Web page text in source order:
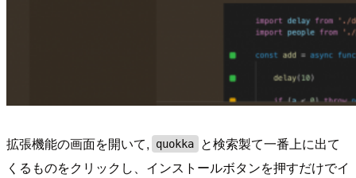
拡張機能の画面を開いて, quokka
と検索製て一番上に出て
くるものをクリックし、インストールボタンを押すだけでイ